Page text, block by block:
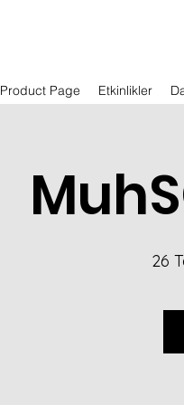
Product Page Etkinlikler
26